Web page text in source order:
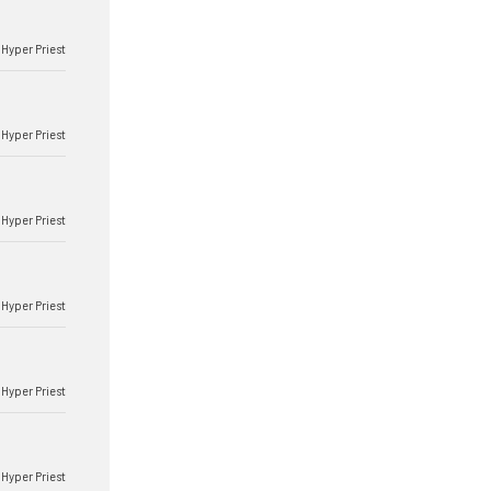
Hyper Priest
Hyper Priest
Hyper Priest
Hyper Priest
Hyper Priest
Hyper Priest